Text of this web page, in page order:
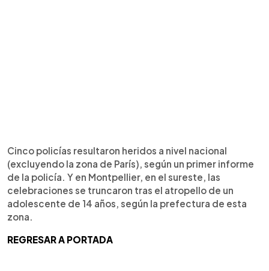
Cinco policías resultaron heridos a nivel nacional
(excluyendo la zona de París), según un primer informe
de la policía. Y en Montpellier, en el sureste, las
celebraciones se truncaron tras el atropello de un
adolescente de 14 años, según la prefectura de esta
zona.
REGRESAR A PORTADA